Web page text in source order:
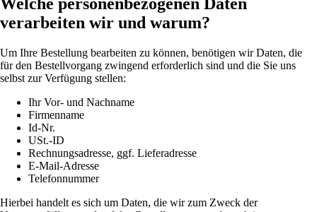
verarbeiten wir und warum?
Um Ihre Bestellung bearbeiten zu können, benötigen wir Daten, die
für den Bestellvorgang zwingend erforderlich sind und die Sie uns
selbst zur Verfügung stellen:
Ihr Vor- und Nachname
Firmenname
Id-Nr.
USt.-ID
Rechnungsadresse, ggf. Lieferadresse
E-Mail-Adresse
Telefonnummer
Hierbei handelt es sich um Daten, die wir zum Zweck der